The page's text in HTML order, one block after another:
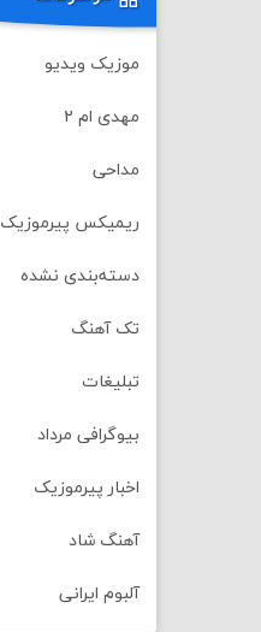
موزیک ویدیو
مهدی ام ۲
مداحی
ریمیکس پیرموزیک
دسته‌بندی نشده
تک آهنگ
تبلیغات
بیوگرافی مرداد
اخبار پیرموزیک
آهنگ شاد
آلبوم ایرانی